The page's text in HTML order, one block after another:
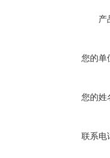
产
您的单
您的姓
联系电